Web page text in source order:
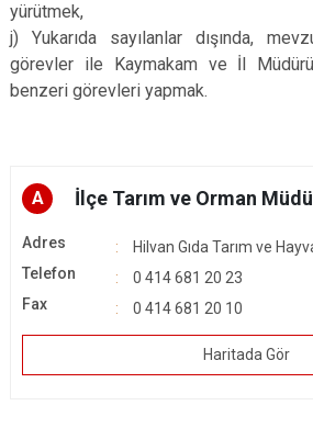
yürütmek,
j) Yukarıda sayılanlar dışında,
görevler ile Kaymakam ve İl
benzeri görevleri yapmak.
A İlçe Tarım ve Orman
Adres
Hilvan Gıda Tarım ve
Telefon
0 414 681 20 23
Fax
0 414 681 20 10​
Haritada Gör